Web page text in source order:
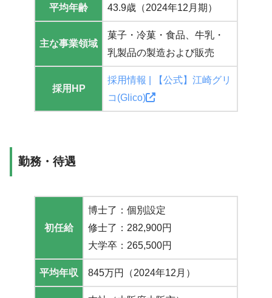
平均年齢 43.9歳（2024年12月期）
主な事業領域
菓子・冷菓・食品、牛乳・
乳製品の製造および販売
採用HP
採用情報 | 【公式】江崎グリ
コ(Glico)
勤務・待遇
初任給
博士了：個別設定
修士了：282,900円
大学卒：265,500円
平均年収 845万円（2024年12月）